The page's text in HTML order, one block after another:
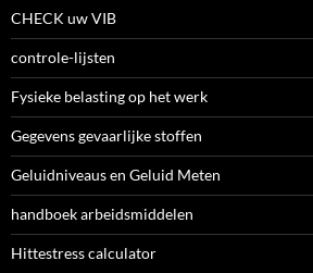
CHECK uw VIB
controle-lijsten
Fysieke belasting op het werk
Gegevens gevaarlijke stoffen
Geluidniveaus en Geluid Meten
handboek arbeidsmiddelen
Hittestress calculator